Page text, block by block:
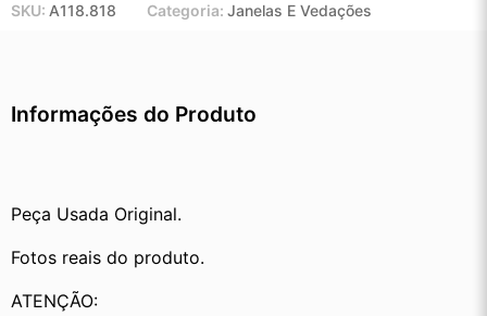
SKU: A118.818 Categoria: Janelas E Vedações
Informações do Produto
Peça Usada Original.
Fotos reais do produto.
ATENÇÃO: